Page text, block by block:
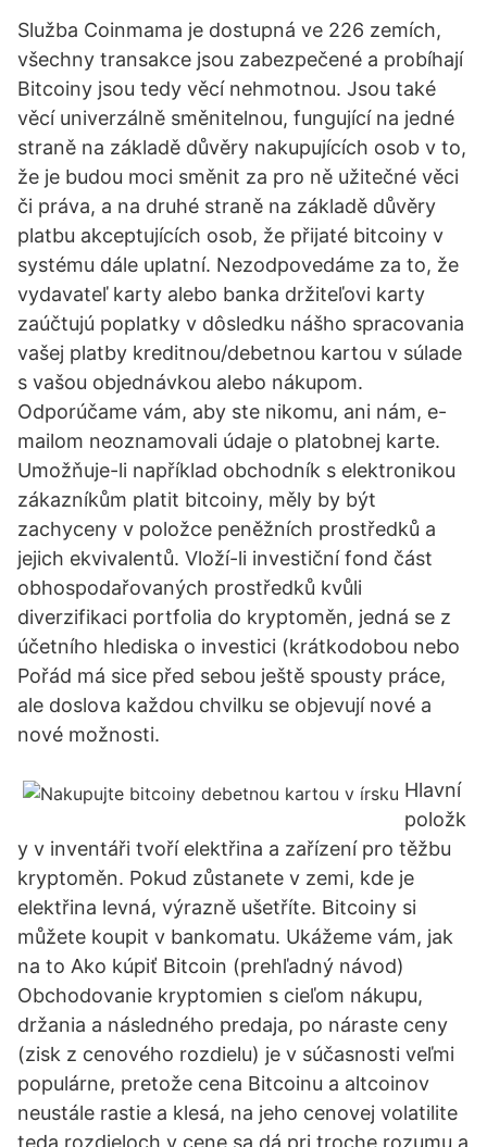
Služba Coinmama je dostupná ve 226 zemích,
všechny transakce jsou zabezpečené a probíhají
Bitcoiny jsou tedy věcí nehmotnou. Jsou také
věcí univerzálně směnitelnou, fungující na jedné
straně na základě důvěry nakupujících osob v to,
že je budou moci směnit za pro ně užitečné věci
či práva, a na druhé straně na základě důvěry
platbu akceptujících osob, že přijaté bitcoiny v
systému dále uplatní. Nezodpovedáme za to, že
vydavateľ karty alebo banka držiteľovi karty
zaúčtujú poplatky v dôsledku nášho spracovania
vašej platby kreditnou/debetnou kartou v súlade
s vašou objednávkou alebo nákupom.
Odporúčame vám, aby ste nikomu, ani nám, e-
mailom neoznamovali údaje o platobnej karte.
Umožňuje-li například obchodník s elektronikou
zákazníkům platit bitcoiny, měly by být
zachyceny v položce peněžních prostředků a
jejich ekvivalentů. Vloží-li investiční fond část
obhospodařovaných prostředků kvůli
diverzifikaci portfolia do kryptoměn, jedná se z
účetního hlediska o investici (krátkodobou nebo
Pořád má sice před sebou ještě spousty práce,
ale doslova každou chvilku se objevují nové a
nové možnosti.
Hlavní
položk
y v inventáři tvoří elektřina a zařízení pro těžbu
kryptoměn. Pokud zůstanete v zemi, kde je
elektřina levná, výrazně ušetříte. Bitcoiny si
můžete koupit v bankomatu. Ukážeme vám, jak
na to Ako kúpiť Bitcoin (prehľadný návod)
Obchodovanie kryptomien s cieľom nákupu,
držania a následného predaja, po náraste ceny
(zisk z cenového rozdielu) je v súčasnosti veľmi
populárne, pretože cena Bitcoinu a altcoinov
neustále rastie a klesá, na jeho cenovej volatilite
teda rozdieloch v cene sa dá pri troche rozumu a